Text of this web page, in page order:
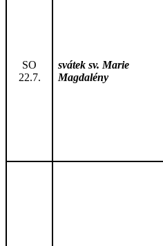
SO
22.7.
svátek sv. Marie
Magdalény